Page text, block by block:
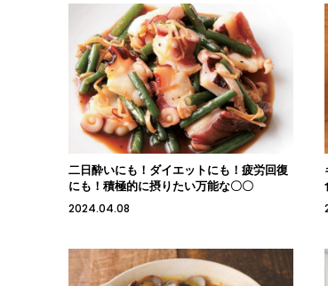
二日酔いにも！ダイエットにも！疲労回復
にも！積極的に摂りたい万能な〇〇
2024.04.08